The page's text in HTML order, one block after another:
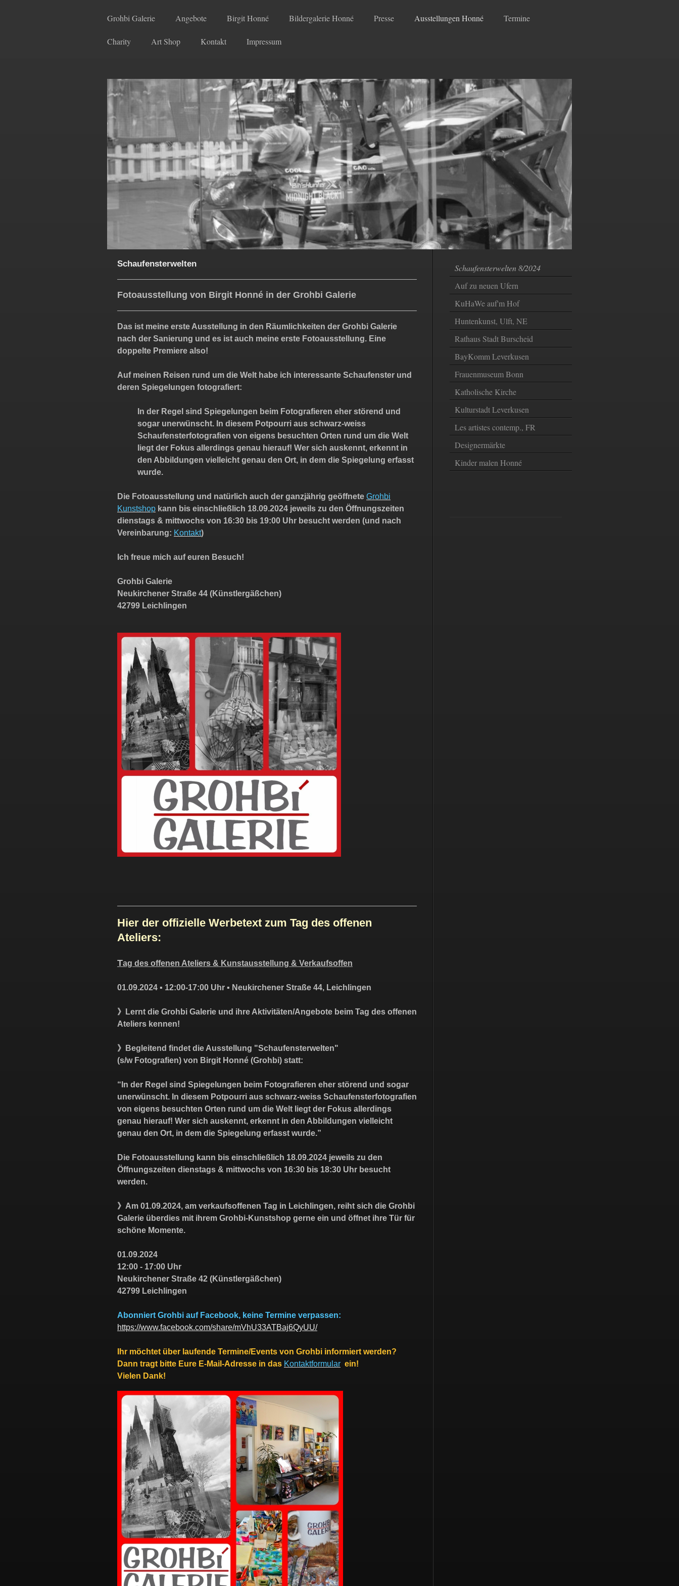
Grohbi Galerie Angebote Birgit Honné Bildergalerie Honné Presse Ausstellungen Honné Termine
Charity Art Shop Kontakt Impressum
Schaufensterwelten
Fotoausstellung von Birgit Honné in der Grohbi Galerie
Das ist meine erste Ausstellung in den Räumlichkeiten der Grohbi Galerie
nach der Sanierung und es ist auch meine erste Fotoausstellung. Eine
doppelte Premiere also!
Auf meinen Reisen rund um die Welt habe ich interessante Schaufenster und
deren Spiegelungen fotografiert:
In der Regel sind Spiegelungen beim Fotografieren eher störend und
sogar unerwünscht. In diesem Potpourri aus schwarz-weiss
Schaufensterfotografien von eigens besuchten Orten rund um die Welt
liegt der Fokus allerdings genau hierauf! Wer sich auskennt, erkennt in
den Abbildungen vielleicht genau den Ort, in dem die Spiegelung erfasst
wurde.
Die Fotoausstellung und natürlich auch der ganzjährig geöffnete Grohbi
Kunstshop kann bis einschließlich 18.09.2024 jeweils zu den Öffnungszeiten
dienstags & mittwochs von 16:30 bis 19:00 Uhr besucht werden (und nach
Vereinbarung: Kontakt)
Ich freue mich auf euren Besuch!
Grohbi Galerie
Neukirchener Straße 44 (Künstlergäßchen)
42799 Leichlingen
Hier der offizielle Werbetext zum Tag des offenen
Ateliers:
Tag des offenen Ateliers & Kunstausstellung & Verkaufsoffen
01.09.2024 ▪︎ 12:00-17:00 Uhr ▪︎ Neukirchener Straße 44, Leichlingen
》
Lernt die Grohbi Galerie und ihre Aktivitäten/Angebote beim Tag des offenen
Ateliers kennen!
》
Begleitend findet die Ausstellung "Schaufensterwelten"
(s/w Fotografien) von Birgit Honné (Grohbi) statt:
“In der Regel sind Spiegelungen beim Fotografieren eher störend und sogar
unerwünscht. In diesem Potpourri aus schwarz-weiss Schaufensterfotografien
von eigens besuchten Orten rund um die Welt liegt der Fokus allerdings
genau hierauf! Wer sich auskennt, erkennt in den Abbildungen vielleicht
genau den Ort, in dem die Spiegelung erfasst wurde.”
Die Fotoausstellung kann bis einschließlich 18.09.2024 jeweils zu den
Öffnungszeiten dienstags & mittwochs von 16:30 bis 18:30 Uhr besucht
werden.
》 Am 01.09.2024, am verkaufsoffenen Tag in Leichlingen, reiht sich die Grohbi
Galerie überdies mit ihrem Grohbi-Kunstshop gerne ein und öffnet ihre Tür für
schöne Momente.
01.09.2024
12:00 - 17:00 Uhr
Neukirchener Straße 42 (Künstlergäßchen)
42799 Leichlingen
Abonniert Grohbi auf Facebook, keine Termine verpassen:
https://www.facebook.com/share/mVhU33ATBaj6QyUU/
Ihr möchtet über laufende Termine/Events von Grohbi informiert werden?
Dann tragt bitte Eure E-Mail-Adresse in das Kontaktformular ein!
Vielen Dank!
Schaufensterwelten 8/2024
Auf zu neuen Ufern
KuHaWe auf'm Hof
Huntenkunst, Ulft, NE
Rathaus Stadt Burscheid
BayKomm Leverkusen
Frauenmuseum Bonn
Katholische Kirche
Kulturstadt Leverkusen
Les artistes contemp., FR
Designermärkte
Kinder malen Honné